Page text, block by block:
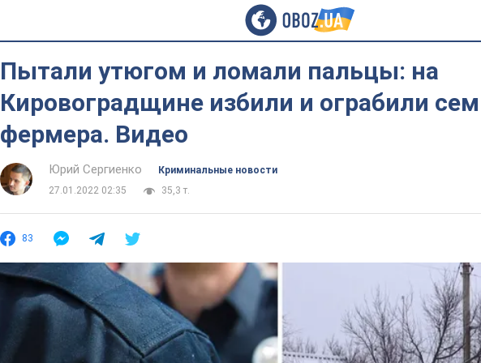
Пытали утюгом и ломали пальцы: на
Кировоградщине избили и ограбили
фермера. Видео
Юрий Сергиенко
Криминальные новости
27.01.2022 02:35
35,3 т.
83